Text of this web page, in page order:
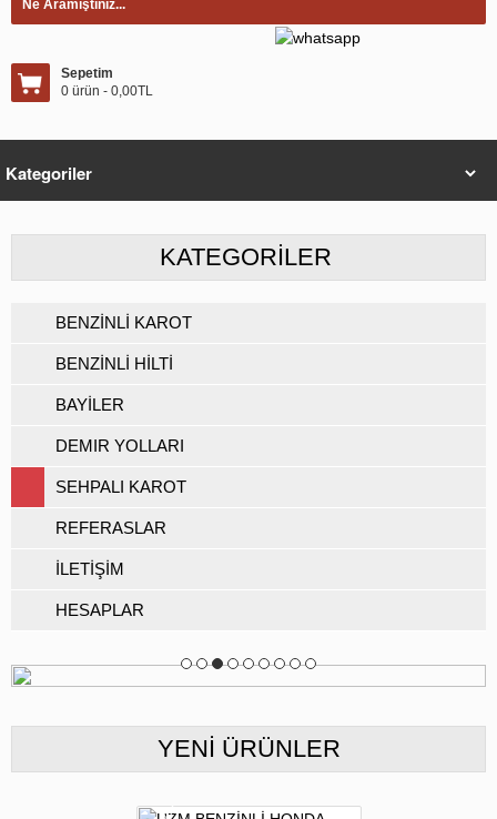
Sepetim
0 ürün - 0,00TL
KATEGORILER
BENZİNLİ KAROT
BENZİNLİ HİLTİ
BAYİLER
DEMIR YOLLARI
SEHPALI KAROT
REFERASLAR
İLETİŞİM
HESAPLAR
YENI ÜRÜNLER